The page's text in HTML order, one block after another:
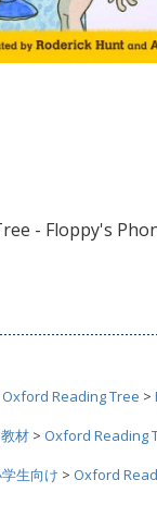
- Floppy's
Oxford Reading Tree >
材 > Oxford Reading
生向け > Oxford